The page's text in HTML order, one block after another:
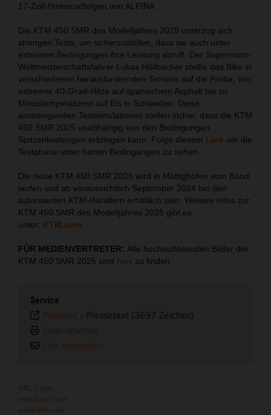
17-Zoll-Hinterradfelgen von ALPINA.
Die KTM 450 SMR des Modelljahres 2025 unterzog sich
strengen Tests, um sicherzustellen, dass sie auch unter
extremen Bedingungen ihre Leistung abruft. Der Supermoto-
Weltmeisterschaftsfahrer Lukas Höllbacher stellte das Bike in
verschiedenen herausfordernden Terrains auf die Probe, von
extremer 40-Grad-Hitze auf spanischem Asphalt bis zu
Minustemperaturen auf Eis in Schweden. Diese
anstrengenden Testsimulationen stellen sicher, dass die KTM
450 SMR 2025 unabhängig von den Bedingungen
Spitzenleistungen erbringen kann. Folge diesem Link um die
Testphase unter harten Bedingungen zu sehen.
Die neue KTM 450 SMR 2025 wird in Mattighofen vom Band
laufen und ab voraussichltich September 2024 bei den
autorisierten KTM-Händlern erhältlich sein. Weitere Infos zur
KTM 450 SMR des Modelljahres 2025 gibt es
unter: KTM.com
FÜR MEDIENVERTRETER: Alle hochauflösenden Bilder der
KTM 450 SMR 2025 sind hier zu finden.
Service
Plaintext - Pressetext (3697 Zeichen)
Seite drucken
Link versenden
media.ktm.com
press.ktm.com